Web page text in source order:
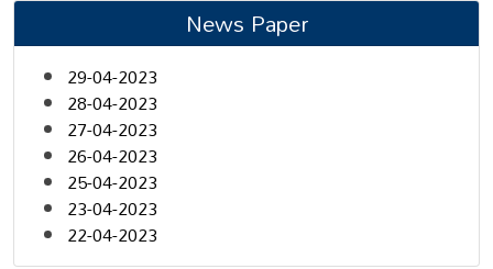
News Paper
29-04-2023
28-04-2023
27-04-2023
26-04-2023
25-04-2023
23-04-2023
22-04-2023